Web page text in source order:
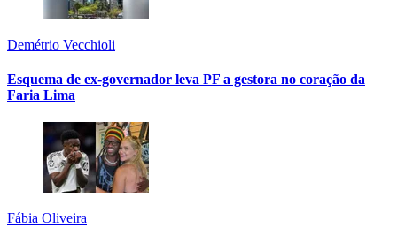
Demétrio Vecchioli
Esquema de ex-governador leva PF a gestora no coração da
Faria Lima
Fábia Oliveira